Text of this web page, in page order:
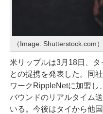
（Image: Shutterstock.com）
米リップルは3月18日、
との提携を発表した。同
ワークRippleNetに加盟し
バウンドのリアルタイム
いる。今後はタイから他